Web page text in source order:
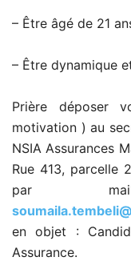
– Être âgé de 21
– Être dynamique
Prière déposer
motivation ) au
NSIA Assurances
Rue 413, parcelle
par
en objet :
Assurance.